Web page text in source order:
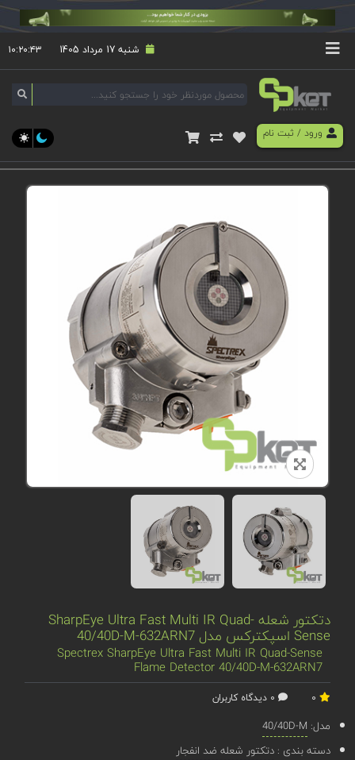
شنبه 17 مرداد 1405 ۱۰:۲۰:۴۴
ورود/ ثبت نام
دتکتور شعله SharpEye Ultra Fast Multi IR Quad-
Sense اسپکترکس مدل 40/40D-M-632ARN7
Spectrex SharpEye Ultra Fast Multi IR Quad-Sense
Flame Detector 40/40D-M-632ARN7
مدل: 40/40D-M
دسته بندی :دتکتور شعله ضد انفجار